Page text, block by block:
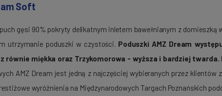
Soft
gęsi 90% pokryty delikatnym inletem bawełnianym z
utrzymanie poduszki w czystości. Poduszki AMZ Dream
równie miękka oraz Trzykomorowa - wyższa i bardziej twarda.
AMZ Dream jest jedną z najczęściej wybieranych przez
wyróżnienia na Międzynarodowych Targach Poznańskich